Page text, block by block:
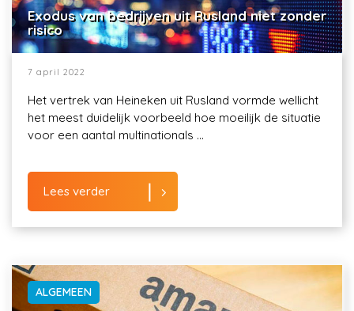
Exodus van bedrijven uit Rusland niet zonder
risico
7 april 2022
Het vertrek van Heineken uit Rusland vormde wellicht
het meest duidelijk voorbeeld hoe moeilijk de situatie
voor een aantal multinationals ...
Lees verder
ALGEMEEN